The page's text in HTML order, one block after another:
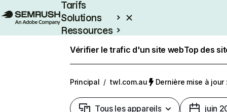
Tarifs
Solutions
Ressources
Vérifier le trafic d'un site webTop des
Principal / twl.com.au Dernière mise à jour
Tous les appareils juin